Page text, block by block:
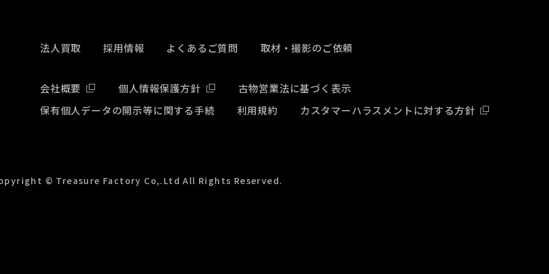
法人買取 採用情報 よくあるご質問 取材・撮影のご依頼
会社概要 個人情報保護方針
古物営業法に基づく表示
保有個人データの開示等に関する手続
利用規約 カスタマーハラスメントに対する方針
© Treasure Factory Co,.Ltd All Rights Reserved.